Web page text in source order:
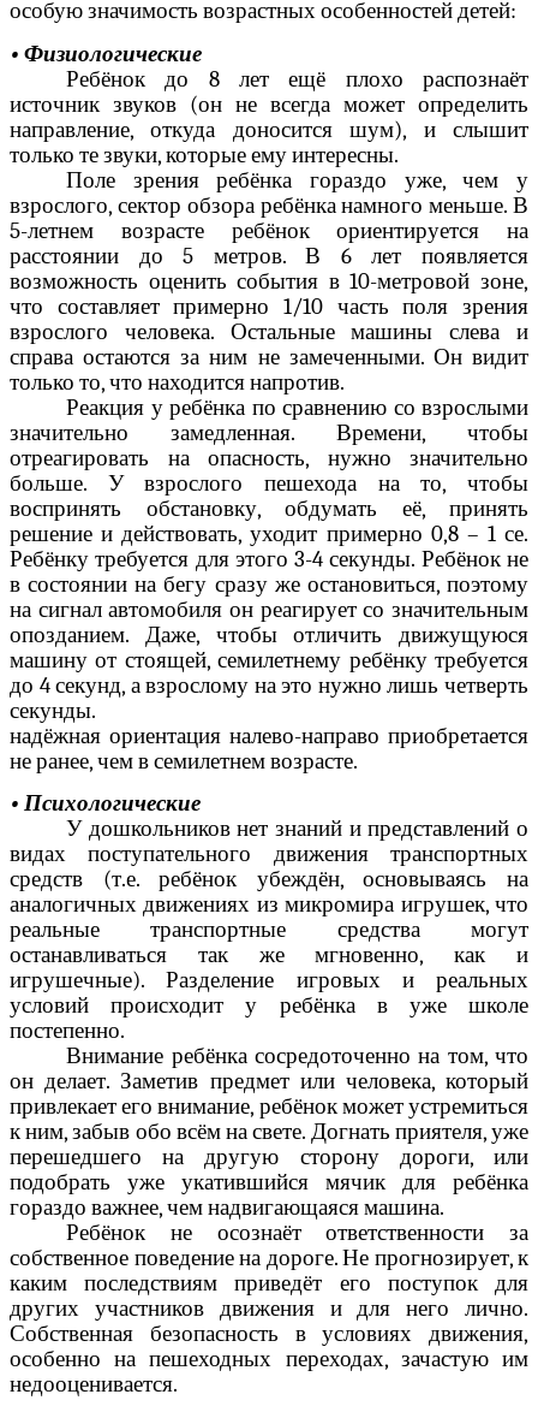
особую значимость возрастных особенностей детей:
• Физиологические
Ребёнок до 8 лет ещё плохо распознаёт
источник звуков (он не всегда может определить
направление, откуда доносится шум), и слышит
только те звуки, которые ему интересны.
Поле зрения ребёнка гораздо уже, чем у
взрослого, сектор обзора ребёнка намного меньше. В
5-летнем возрасте ребёнок ориентируется на
расстоянии до 5 метров. В 6 лет появляется
возможность оценить события в 10-метровой зоне,
что составляет примерно 1/10 часть поля зрения
взрослого человека. Остальные машины слева и
справа остаются за ним не замеченными. Он видит
только то, что находится напротив.
Реакция у ребёнка по сравнению со взрослыми
значительно замедленная. Времени, чтобы
отреагировать на опасность, нужно значительно
больше. У взрослого пешехода на то, чтобы
воспринять обстановку, обдумать её, принять
решение и действовать, уходит примерно 0,8 – 1 се.
Ребёнку требуется для этого 3-4 секунды. Ребёнок не
в состоянии на бегу сразу же остановиться, поэтому
на сигнал автомобиля он реагирует со значительным
опозданием. Даже, чтобы отличить движущуюся
машину от стоящей, семилетнему ребёнку требуется
до 4 секунд, а взрослому на это нужно лишь четверть
секунды.
надёжная ориентация налево-направо приобретается
не ранее, чем в семилетнем возрасте.
• Психологические
У дошкольников нет знаний и представлений о
видах поступательного движения транспортных
средств (т.е. ребёнок убеждён, основываясь на
аналогичных движениях из микромира игрушек, что
реальные транспортные средства могут
останавливаться так же мгновенно, как и
игрушечные). Разделение игровых и реальных
условий происходит у ребёнка в уже школе
постепенно.
Внимание ребёнка сосредоточенно на том, что
он делает. Заметив предмет или человека, который
привлекает его внимание, ребёнок может устремиться
к ним, забыв обо всём на свете. Догнать приятеля, уже
перешедшего на другую сторону дороги, или
подобрать уже укатившийся мячик для ребёнка
гораздо важнее, чем надвигающаяся машина.
Ребёнок не осознаёт ответственности за
собственное поведение на дороге. Не прогнозирует, к
каким последствиям приведёт его поступок для
других участников движения и для него лично.
Собственная безопасность в условиях движения,
особенно на пешеходных переходах, зачастую им
недооценивается.